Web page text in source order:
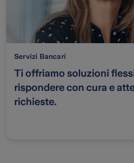
Servizi Bancari
Ti offriamo soluzioni
rispondere con cura e
richieste.